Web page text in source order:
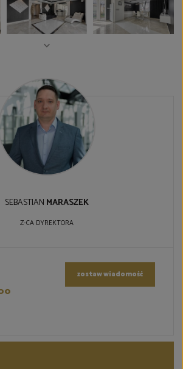
SEBASTIAN MARASZEK
Z-CA DYREKTORA
zostaw wiadomość